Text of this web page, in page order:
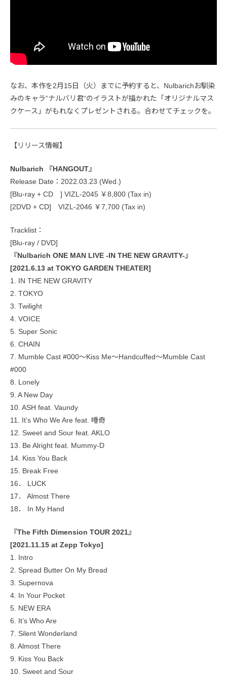
なお、本作を2月15日（火）までに予約すると、Nulbarichお馴染
みのキャラ“ナルバリ君“のイラストが描かれた「オリジナルマス
クケース」がもれなくプレゼントされる。合わせてチェックを。
【リリース情報】
Nulbarich 『HANGOUT』
Release Date：2022.03.23 (Wed.)
[Blu-ray + CD ] VIZL-2045 ￥8,800 (Tax in)
[2DVD + CD] VIZL-2046 ￥7,700 (Tax in)
Tracklist：
[Blu-ray / DVD]
『Nulbarich ONE MAN LIVE -IN THE NEW GRAVITY-』
[2021.6.13 at TOKYO GARDEN THEATER]
1. IN THE NEW GRAVITY
2. TOKYO
3. Twilight
4. VOICE
5. Super Sonic
6. CHAIN
7. Mumble Cast #000～Kiss Me～Handcuffed～Mumble Cast
#000
8. Lonely
9. A New Day
10. ASH feat. Vaundy
11. It’s Who We Are feat. 唾奇
12. Sweet and Sour feat. AKLO
13. Be Alright feat. Mummy-D
14. Kiss You Back
15. Break Free
16． LUCK
17． Almost There
18． In My Hand
『The Fifth Dimension TOUR 2021』
[2021.11.15 at Zepp Tokyo]
1. Intro
2. Spread Butter On My Bread
3. Supernova
4. In Your Pocket
5. NEW ERA
6. It’s Who Are
7. Silent Wonderland
8. Almost There
9. Kiss You Back
10. Sweet and Sour